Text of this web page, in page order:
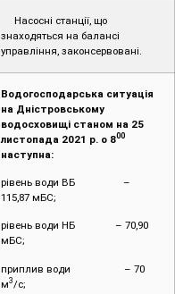
Насосні станції, що
знаходяться на балансі
управління, законсервовані.
Водогосподарська ситуація
на Дністровському
водосховищі станом на 25
листопада 2021 р. о 800
наступна:
рівень води ВБ –
115,87 мБС;
рівень води НБ – 70,90
мБС;
приплив води – 70
м3/с;